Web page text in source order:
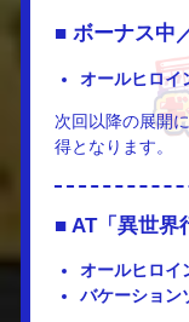
■ ボーナス中
オールヒロイ
次回以降の展開
得となります。
■ AT「異世界
オールヒロイ
バケーション